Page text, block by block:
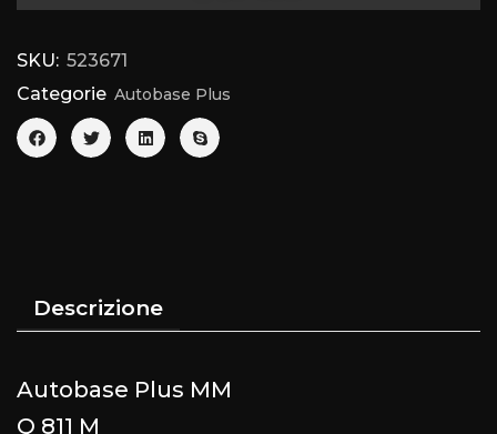
SKU: 523671
Categorie Autobase Plus
Descrizione
Autobase Plus MM
Q 811 M